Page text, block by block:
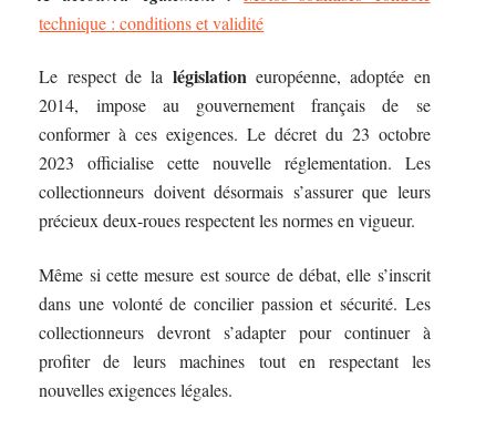
technique : conditions et validité
Le respect de la législationeuropéenne, adoptée en
2014, impose au gouvernement français de se
conformer à ces exigences. Le décret du 23 octobre
2023 officialise cette nouvelle réglementation. Les
collectionneurs doivent désormais s’assurer que leurs
précieux deux-roues respectent les normes en vigueur.
Même si cette mesure est source de débat, elle s’inscrit
dans une volonté de concilier passion et sécurité. Les
collectionneurs devront s’adapter pour continuer à
profiter de leurs machines tout en respectant les
nouvelles exigences légales.